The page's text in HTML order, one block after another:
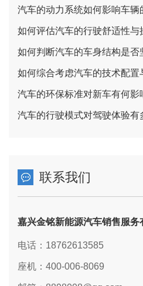
汽车的动力系统如何影响车辆
如何评估汽车的行驶舒适性与
如何判断汽车的车身结构是否
如何综合考虑汽车的技术配置
汽车的环保标准对新车有何影
汽车的行驶模式对驾驶体验有
联系我们
嘉兴金铭新能源汽车销售服务
电话：18762613585
座机：400-006-8069